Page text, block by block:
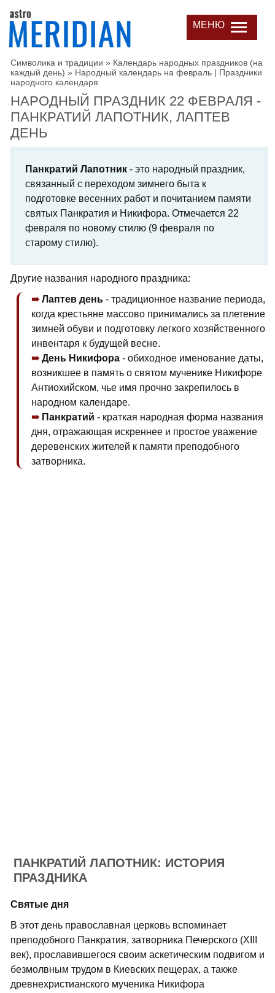
МЕНЮ
Символика и традиции » Календарь народных праздников (на
каждый день) » Народный календарь на февраль | Праздники
народного календаря
НАРОДНЫЙ ПРАЗДНИК 22 ФЕВРАЛЯ -
ПАНКРАТИЙ ЛАПОТНИК, ЛАПТЕВ
ДЕНЬ
Панкратий Лапотник - это народный праздник,
связанный с переходом зимнего быта к
подготовке весенних работ и почитанием памяти
святых Панкратия и Никифора. Отмечается 22
февраля по новому стилю (9 февраля по
старому стилю).
Другие названия народного праздника:
Лаптев день - традиционное название периода,
когда крестьяне массово принимались за плетение
зимней обуви и подготовку легкого хозяйственного
инвентаря к будущей весне.
День Никифора - обиходное именование даты,
возникшее в память о святом мученике Никифоре
Антиохийском, чье имя прочно закрепилось в
народном календаре.
Панкратий - краткая народная форма названия
дня, отражающая искреннее и простое уважение
деревенских жителей к памяти преподобного
затворника.
ПАНКРАТИЙ ЛАПОТНИК: ИСТОРИЯ
ПРАЗДНИКА
Святые дня
В этот день православная церковь вспоминает
преподобного Панкратия, затворника Печерского (XIII
век), прославившегося своим аскетическим подвигом и
безмолвным трудом в Киевских пещерах, а также
древнехристианского мученика Никифора